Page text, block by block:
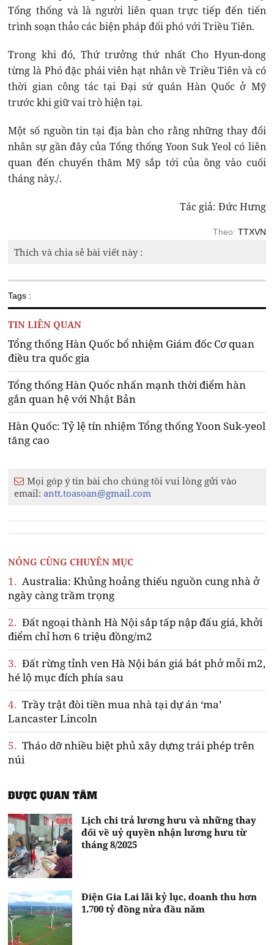
Tổng thống và là người liên quan trực tiếp đến tiến
trình soạn thảo các biện pháp đối phó với Triều Tiên.
Trong khi đó, Thứ trưởng thứ nhất Cho Hyun-dong
từng là Phó đặc phái viên hạt nhân về Triều Tiên và có
thời gian công tác tại Đại sứ quán Hàn Quốc ở Mỹ
trước khi giữ vai trò hiện tại.
Một số nguồn tin tại địa bàn cho rằng những thay đổi
nhân sự gần đây của Tổng thống Yoon Suk Yeol có liên
quan đến chuyến thăm Mỹ sắp tới của ông vào cuối
tháng này./.
Tác giả: Đức Hưng
Theo: TTXVN
Thích và chia sẻ bài viết này :
Tags :
TIN LIÊN QUAN
Tổng thống Hàn Quốc bổ nhiệm Giám đốc Cơ quan
điều tra quốc gia
Tổng thống Hàn Quốc nhấn mạnh thời điểm hàn
gắn quan hệ với Nhật Bản
Hàn Quốc: Tỷ lệ tín nhiệm Tổng thống Yoon Suk-yeol
tăng cao
Mọi góp ý tin bài cho chúng tôi vui lòng gửi vào
email:antt.toasoan@gmail.com
NÓNG CÙNG CHUYÊN MỤC
1. Australia: Khủng hoảng thiếu nguồn cung nhà ở
ngày càng trầm trọng
2. Đất ngoại thành Hà Nội sắp tấp nập đấu giá, khởi
điểm chỉ hơn 6 triệu đồng/m2
3. Đất rừng tỉnh ven Hà Nội bán giá bát phở mỗi m2,
hé lộ mục đích phía sau
4. Trầy trật đòi tiền mua nhà tại dự án ‘ma’
Lancaster Lincoln
5. Tháo dỡ nhiều biệt phủ xây dựng trái phép trên
núi
ĐƯỢC QUAN TÂM
Lịch chi trả lương hưu và những thay
đổi về uỷ quyền nhận lương hưu từ
tháng 8/2025
Điện Gia Lai lãi kỷ lục, doanh thu hơn
1.700 tỷ đồng nửa đầu năm